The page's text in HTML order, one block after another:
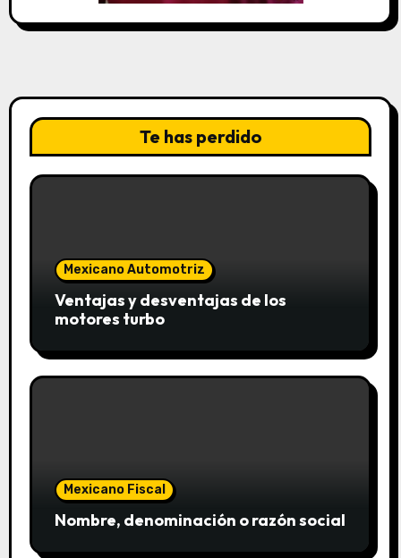
Te has perdido
Mexicano Automotriz
Ventajas y desventajas de los
motores turbo
Mexicano Fiscal
Nombre, denominación o razón social